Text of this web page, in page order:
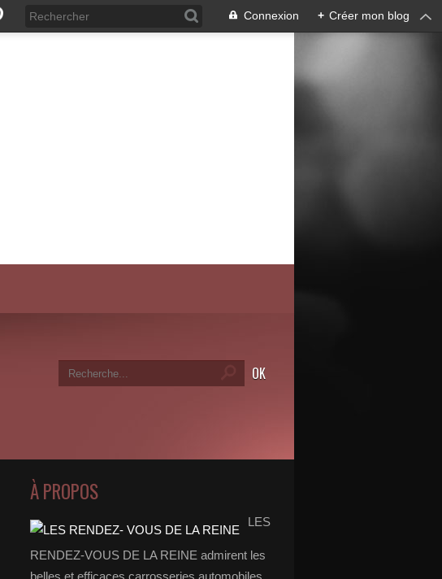
Connexion + Créer mon blog
À PROPOS
LES
RENDEZ-VOUS DE LA REINE admirent les
belles et efficaces carrosseries automobiles